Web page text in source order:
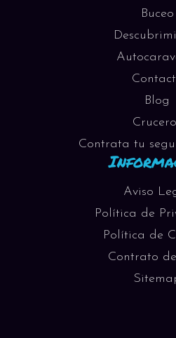
Buceo
Blog
Contrata tu
Aviso
Política de
Política de
Contrato